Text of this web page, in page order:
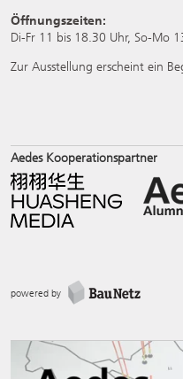
Öffnungszeiten:
Di-Fr 11 bis 18.30 Uhr, So-Mo
Zur Ausstellung erscheint ein
Aedes Kooperationspartner
powered by